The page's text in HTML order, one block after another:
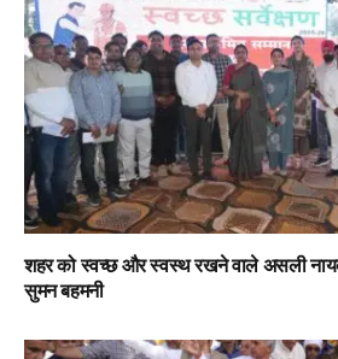
शहर को स्वच्छ और स्वस्थ रखने वाले असली
सुमन बहमनी